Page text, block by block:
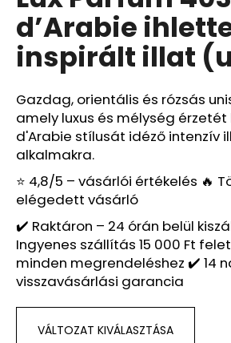
ből
0,0
csillag.
d’Arabie
inspirált illat
Gazdag, orientális és rózsás
amely luxus és mélység érzetét
d'Arabie stílusát idéző intenzív
alkalmakra.
⭐ 4,8/5 – vásárlói értékelés 🔥
elégedett vásárló
✔️ Raktáron – 24 órán belül
Ingyenes szállítás 15 000 Ft
minden megrendeléshez ✔️ 14
visszavásárlási garancia
VÁLTOZAT KIVÁLASZTÁSA
A
j
n
l
j
u
DB
VÉLETLENSZERŰ
PARFÜMMINTA
CSOMAG
–
1800